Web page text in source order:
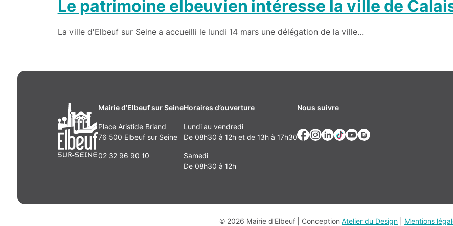
Le patrimoine elbeuvien intéresse la ville de
La ville d'Elbeuf sur Seine a accueilli le lundi 14 mars une délégation de la ville...
Mairie d’Elbeuf sur Seine
Place Aristide Briand
76 500 Elbeuf sur Seine
02 32 96 90 10
Horaires d’ouverture
Lundi au vendredi
De 08h30 à 12h et de 13h à 17h30
Samedi
De 08h30 à 12h
Nous suivre
© 2026 Mairie d'Elbeuf | Conception Atelier du Design Mentions